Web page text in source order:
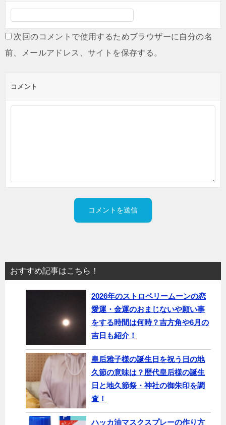
次回のコメントで使用するためブラウザーに自分の名
前、メールアドレス、サイトを保存する。
コメント
おすすめ記事はこちら！
2026年のストロベリームーンの恋
愛運・金運のおまじないや願い事
をする時間は何時？吉方角や6月の
吉日も紹介！
皇后雅子様の誕生日を祝う日の地
久節の意味は？歴代皇后様の誕生
日と地久節祭・神社の御朱印を調
査！
ハッカ油マスクスプレーの作り方